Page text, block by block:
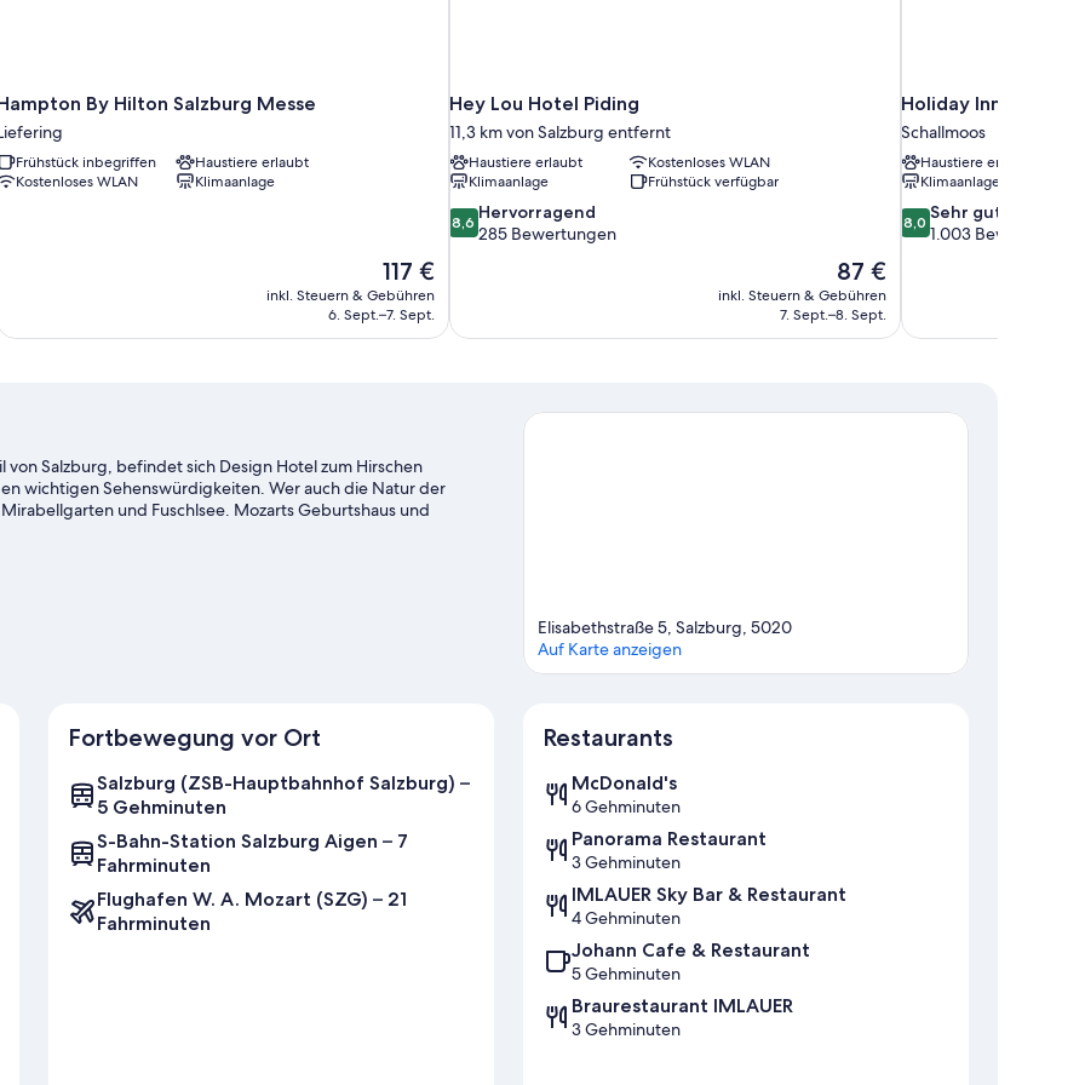
By Hilton Salzburg Messe
Frühstück inbegriffen
Haustiere erlaubt
Kostenloses WLAN
Klimaanlage
Der
Preis
beträgt
117 €
inkl. Steuern & Gebühren
6. Sept.–7. Sept.
Hey Lou Hotel Piding
11,3 km von Salzburg entfernt
Haustiere erlaubt
Kostenloses WLAN
Klimaanlage
Frühstück verfügbar
8.6
von
Bewertungen
8,6 Hervorragend
285 Bewertungen
Der
Preis
beträgt
87 €
inkl. Steuern & Gebühren
7. Sept.–8. Sept.
Holiday Inn
Schallmoos
Haustiere erlaubt
Klimaanlage
8.0
von
1.003
Bewertungen
8,0 Sehr gut
1.003 Bewertungen
Salzburg, befindet sich Design Hotel zum Hirschen
wichtigen Sehenswürdigkeiten. Wer auch die Natur der
und Fuschlsee. Mozarts Geburtshaus und
einen Abstecher.
Elisabethstraße 5, Salzburg, 5020
Auf Karte anzeigen
Fortbewegung vor Ort
Salzburg (ZSB-Hauptbahnhof Salzburg) –
5 Gehminuten
S-Bahn-Station Salzburg Aigen – 7
Fahrminuten
Flughafen W. A. Mozart (SZG) – 21
Fahrminuten
Restaurants
McDonald's
6 Gehminuten
Panorama Restaurant
3 Gehminuten
IMLAUER Sky Bar & Restaurant
4 Gehminuten
Johann Cafe & Restaurant
5 Gehminuten
Braurestaurant IMLAUER
3 Gehminuten